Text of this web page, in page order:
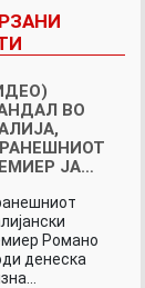
ВО
ЈА…
Романо
денеска